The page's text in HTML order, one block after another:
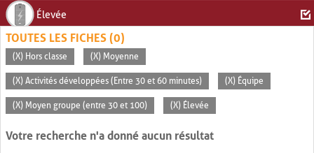
Élevée
TOUTES LES FICHES (0)
(X) Hors classe (X) Moyenne
(X) Activités développées (Entre 30 et 60 minutes) (X) Équipe
(X) Moyen groupe (entre 30 et 100) (X) Élevée
Votre recherche n'a donné aucun résultat